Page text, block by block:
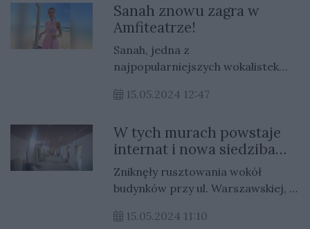
dziennikarz Gazety Lubuskiej i
portalu Gorzów Nasze Miasto.
Sanah znowu zagra w
Amfiteatrze!
Sanah, jedna z
najpopularniejszych wokalistek
Gorzowie.
15.05.2024 12:47
W tych murach powstaje
internat i nowa siedziba
Poradni Psychologiczno-
Pedagogicznej
Zniknęły rusztowania wokół
budynków przy ul. Warszawskiej, w
dla uczniów Centrum Edukacji
15.05.2024 11:10